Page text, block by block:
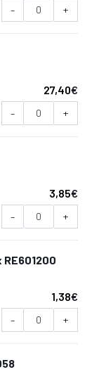
- +
27,40€
- +
3,85€
- +
1,38€
- +